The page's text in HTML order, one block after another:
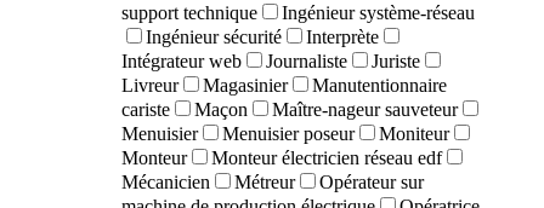
support technique
Ingénieur système-réseau
Ingénieur sécurité
Interprète
Intégrateur web
Journaliste
Juriste
Livreur
Magasinier
Manutentionnaire
cariste
Maçon
Maître-nageur sauveteur
Menuisier
Menuisier poseur
Moniteur
Monteur
Monteur électricien réseau edf
Mécanicien
Métreur
Opérateur sur